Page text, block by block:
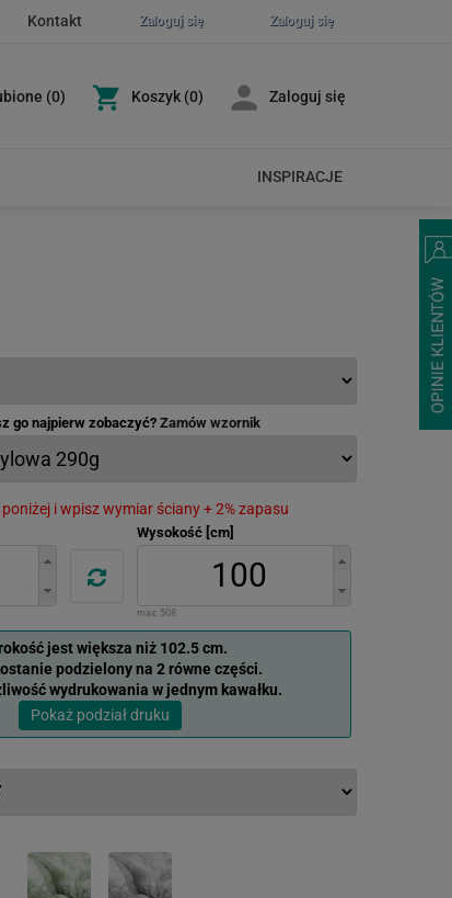
Zaloguj się
Zaloguj się
Kontakt
(0) Koszyk (0) Zaloguj się
INSPIRACJE
go najpierw zobaczyć?Zamów wzornik
i wpisz wymiar ściany + 2% zapasu
Wysokość [cm]
max: 508
jest większa niż 102.5 cm.
podzielony na 2 równe części.
wydrukowania w jednym kawałku.
Pokaż podział druku